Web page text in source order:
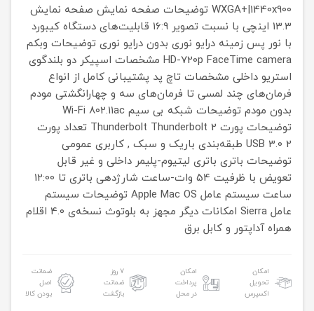
WXGA+|1440x900 توضیحات صفحه نمایش صفحه نمایش
13.3 اینچی با نسبت تصویر 16:9
قابلیت‌های دستگاه کیبورد
با نور پس زمینه درایو نوری بدون درایو نوری توضیحات وبکم
HD-720p FaceTime camera مشخصات اسپیکر دو بلندگوی
استریو داخلی مشخصات تاچ پد پشتیبانی کامل از انواع
فرمان‌های چند لمسی تا فرمان‌های سه و چهارانگشتی مودم
بدون مودم توضیحات شبکه بی سیم Wi-Fi 802.11ac
توضیحات پورت Thunderbolt Thunderbolt 2
تعداد پورت
USB 3.0 2 طبقه‌بندی باریک و سبک , کاربری عمومی
توضیحات باتری باتری لیتیوم-پلیمر داخلی و غیر قابل
تعویض با ظرفیت 54 وات-ساعت
شارژدهی باتری
تا 12:00
ساعت سیستم عامل Apple Mac OS توضیحات سیستم
عامل Sierra امکانات دیگر مجهز به بلوتوث نسخه‌ی 4.0
اقلام
همراه آداپتور و کابل برق
امکان
تحویل
اکسپرس
امکان
پرداخت
در محل
۷ روز
ضمانت
بازگشت
ضمانت
اصل
بودن کالا